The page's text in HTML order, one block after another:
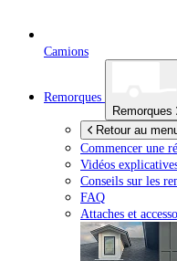
Camions
Remorques
Remorques
Retour au
Commencer une
Vidéos
Conseils sur les
FAQ
Attaches et